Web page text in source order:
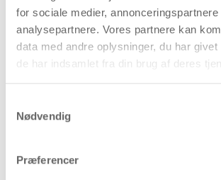
for sociale medier, annonceringspartnere
analysepartnere. Vores partnere kan
data med andre oplysninger, du har
de har indsamlet fra din brug af deres
Nødvendig
Præferencer
Hvor tidligt kan jeg teste?
Du kan teste op til 6 dage før
menstruation (5 dage før forventet
Dage før udebleven
Påviste graviditeter